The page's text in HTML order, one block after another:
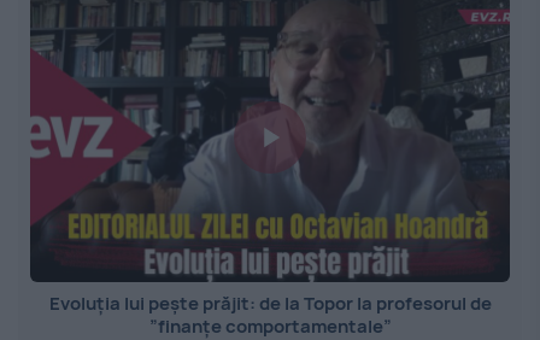
Evoluția lui pește prăjit: de la Topor la profesorul de
”finanțe comportamentale”